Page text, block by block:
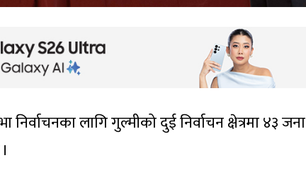
लागि गुल्मीको दुई निर्वाचन क्षेत्रमा ४३ जना